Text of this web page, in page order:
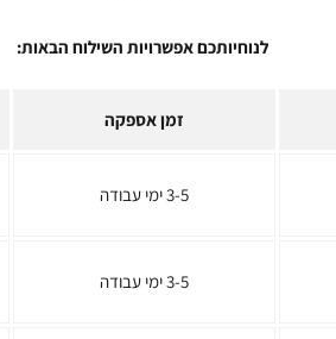
לנוחיותכם אפשרויות השילוח הבאות:
זמן אספקה
3-5 ימי עבודה
3-5 ימי עבודה